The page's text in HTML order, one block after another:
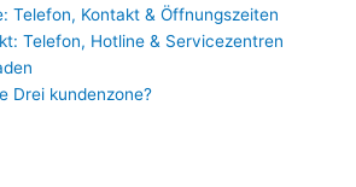
Telefon, Kontakt & Öffnungszeiten
Telefon, Hotline & Servicezentren
Drei kundenzone?